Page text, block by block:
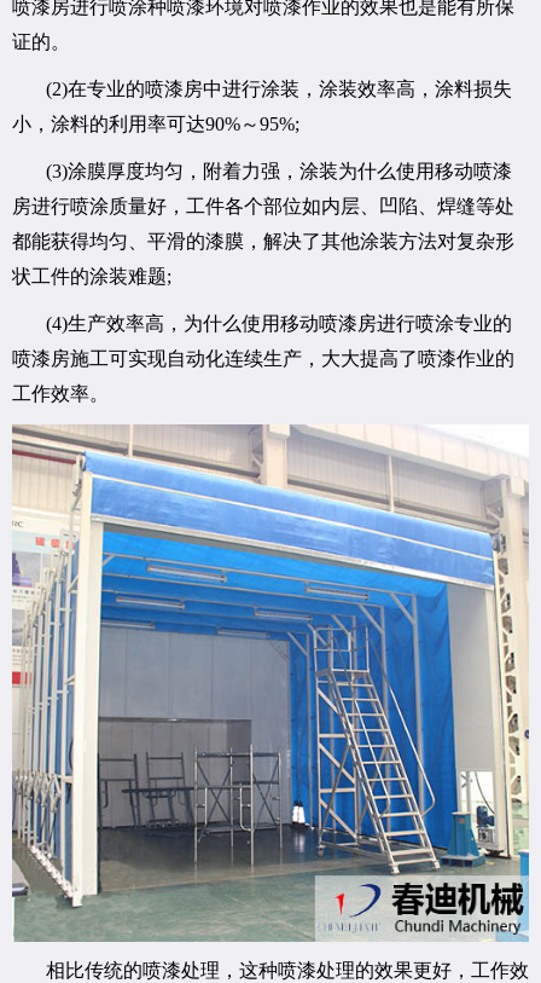
喷漆房进行喷涂种喷漆环境对喷漆作业的效果也是能有所保
证的。
(2)在专业的喷漆房中进行涂装，涂装效率高，涂料损失
小，涂料的利用率可达90%～95%;
(3)涂膜厚度均匀，附着力强，涂装为什么使用移动喷漆
房进行喷涂质量好，工件各个部位如内层、凹陷、焊缝等处
都能获得均匀、平滑的漆膜，解决了其他涂装方法对复杂形
状工件的涂装难题;
(4)生产效率高，为什么使用移动喷漆房进行喷涂专业的
喷漆房施工可实现自动化连续生产，大大提高了喷漆作业的
工作效率。
相比传统的喷漆处理，这种喷漆处理的效果更好，工作效